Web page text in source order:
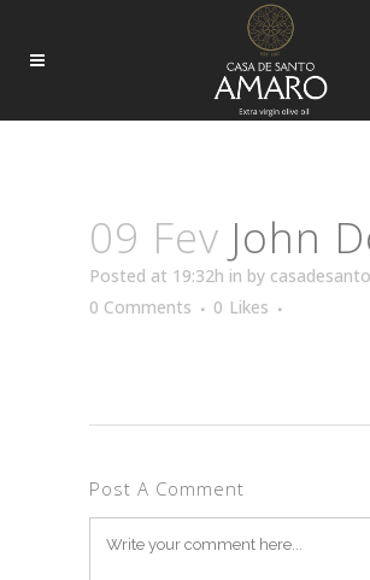
09 Fev John
Posted at 19:32h in by
0 Comments
0 Likes
Post A Comment